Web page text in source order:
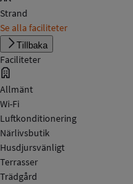
Strand
Se alla faciliteter
Tillbaka
Faciliteter
Allmänt
Wi-Fi
Luftkonditionering
Närlivsbutik
Husdjursvänligt
Terrasser
Trädgård